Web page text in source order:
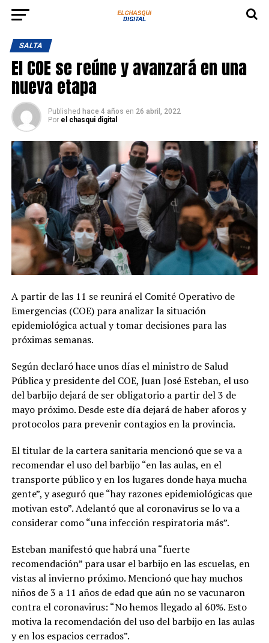
SALTA
El COE se reúne y avanzará en una
nueva etapa
Published hace 4 años en 26 abril, 2022
Por el chasqui digital
A partir de las 11 se reunirá el Comité Operativo de
Emergencias (COE) para analizar la situación
epidemiológica actual y tomar decisiones para las
próximas semanas.
Según declaró hace unos días el ministro de Salud
Pública y presidente del COE, Juan José Esteban, el uso
del barbijo dejará de ser obligatorio a partir del 3 de
mayo próximo. Desde este día dejará de haber aforos y
protocolos para prevenir contagios en la provincia.
El titular de la cartera sanitaria mencionó que se va a
recomendar el uso del barbijo “en las aulas, en el
transporte público y en los lugares donde haya mucha
gente”, y aseguró que “hay razones epidemiológicas que
motivan esto”. Adelantó que al coronavirus se lo va a
considerar como “una infección respiratoria más”.
Esteban manifestó que habrá una “fuerte
recomendación” para usar el barbijo en las escuelas, en
vistas al invierno próximo. Mencionó que hay muchos
niños de 3 a 11 años de edad que aún no se vacunaron
contra el coronavirus: “No hemos llegado al 60%. Esto
motiva la recomendación del uso del barbijo en las aulas
y en los espacios cerrados”.